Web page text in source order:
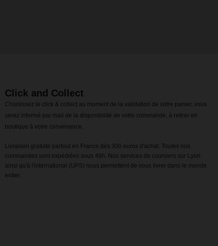
Click and Collect
Choisissez le click & collect au moment de la validation de votre panier, vous
serez informé par mail de la disponibilité de votre commande, à retirer en
boutique à votre convenance.
Livraison gratuite partout en France dès 300 euros d'achat. Toutes nos
commandes sont expédiées sous 48h. Nos services de coursiers sur Lyon
ainsi qu'à l'international (UPS) nous permettent de vous livrer dans le monde
entier.